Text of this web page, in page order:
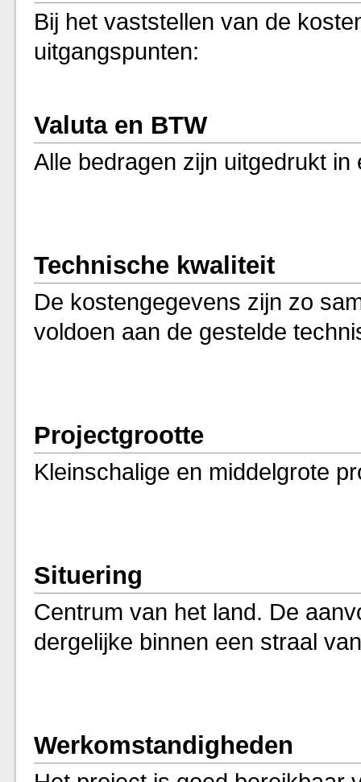
Bij het vaststellen van de
uitgangspunten:
Valuta en BTW
Alle bedragen zijn uitgedrukt in
Technische kwaliteit
De kostengegevens zijn zo
voldoen aan de gestelde
Projectgrootte
Kleinschalige en middelgrote
Situering
Centrum van het land. De
dergelijke binnen een straal
Werkomstandigheden